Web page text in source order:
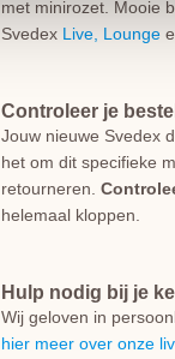
met minirozet. Mooie
Svedex Live, Lounge
Controleer je
Jouw nieuwe Svedex
het om dit specifieke
retourneren.
helemaal kloppen.
Hulp nodig bij je
Wij geloven in
hier meer over onze